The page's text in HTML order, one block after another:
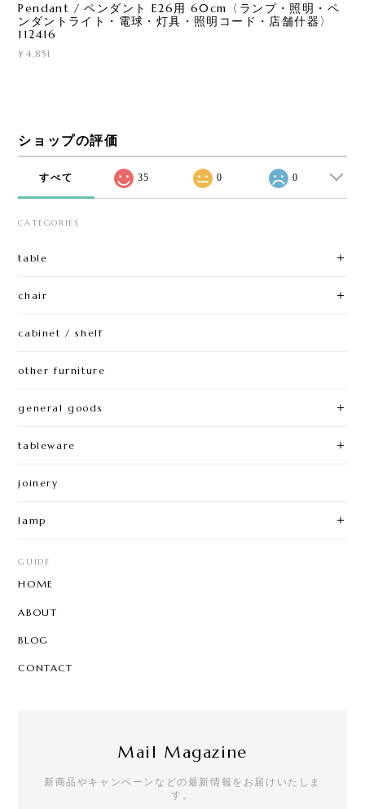
Pendant / ペンダント E26用 60cm〈ランプ・照明・ペ
ンダントライト・電球・灯具・照明コード・店舗什器〉
112416
¥4,851
ショップの評価
すべて 35 0 0
CATEGORIES
table
chair
cabinet / shelf
other furniture
general goods
tableware
joinery
lamp
GUIDE
HOME
ABOUT
BLOG
CONTACT
Mail Magazine
新商品やキャンペーンなどの最新情報をお届けいたしま
す。